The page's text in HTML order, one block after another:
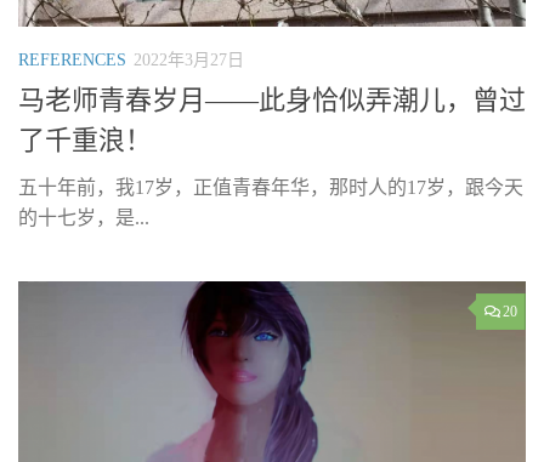
REFERENCES 2022年3月27日
马老师青春岁月——此身恰似弄潮儿，曾过
了千重浪！
五十年前，我17岁，正值青春年华，那时人的17岁，跟今天
的十七岁，是...
20